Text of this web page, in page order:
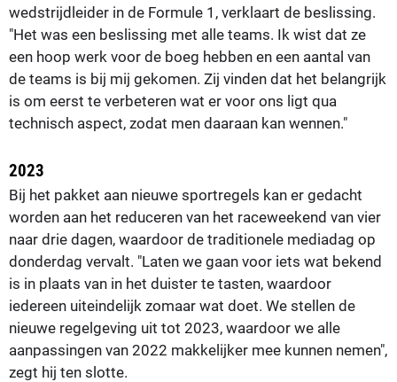
wedstrijdleider in de Formule 1, verklaart de beslissing.
"Het was een beslissing met alle teams. Ik wist dat ze
een hoop werk voor de boeg hebben en een aantal van
de teams is bij mij gekomen. Zij vinden dat het belangrijk
is om eerst te verbeteren wat er voor ons ligt qua
technisch aspect, zodat men daaraan kan wennen."
2023
Bij het pakket aan nieuwe sportregels kan er gedacht
worden aan het reduceren van het raceweekend van vier
naar drie dagen, waardoor de traditionele mediadag op
donderdag vervalt. "Laten we gaan voor iets wat bekend
is in plaats van in het duister te tasten, waardoor
iedereen uiteindelijk zomaar wat doet. We stellen de
nieuwe regelgeving uit tot 2023, waardoor we alle
aanpassingen van 2022 makkelijker mee kunnen nemen",
zegt hij ten slotte.